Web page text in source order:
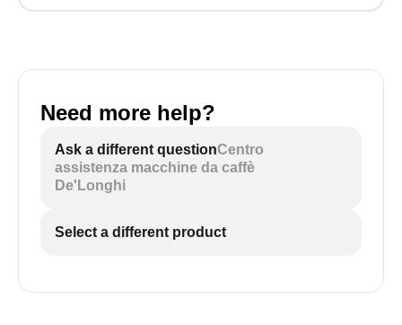
Need more help?
Ask a different questionCentro
assistenza macchine da caffè
De'Longhi
Select a different product